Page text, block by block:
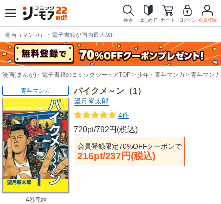
検索 はじめて カート ログイン 会員登録
漫画（マンガ）・電子書籍が国内最大級!!
漫画(まんが)・電子書籍のコミックシーモアTOP 少年・青年マンガ 青年マンガ
バイクメ～ン（1）
望月峯太郎
4件
720pt/792円(税込)
会員登録限定70%OFFクーポンで
216pt/237円(税込)
青年マンガ
4巻完結